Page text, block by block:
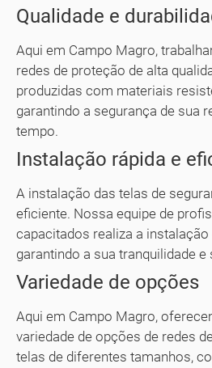
Qualidade e
Aqui em Campo Magro,
redes de proteção de alta
produzidas com materiais
garantindo a segurança de sua
tempo.
Instalação rápida e
A instalação das telas de
eficiente. Nossa equipe de
capacitados realiza a
garantindo a sua tranquilidade e
Variedade de opções
Aqui em Campo Magro,
variedade de opções de redes
telas de diferentes tamanhos,